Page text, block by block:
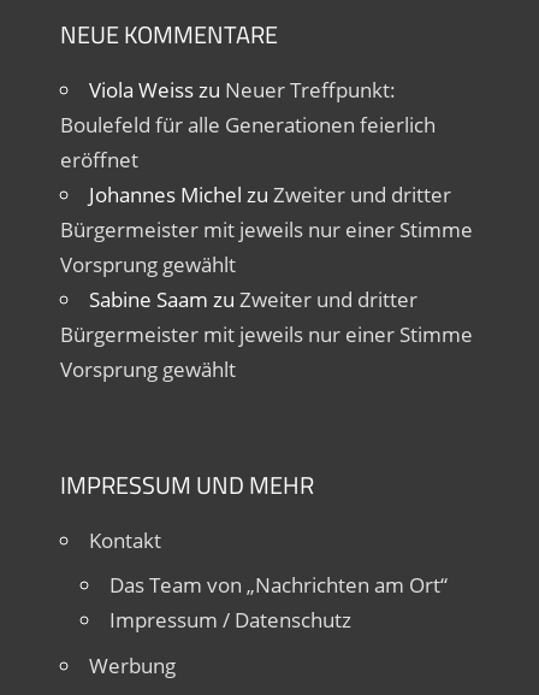
NEUE KOMMENTARE
Viola Weisszu Neuer Treffpunkt:
Boulefeld für alle Generationen feierlich
eröffnet
Johannes Michel zu Zweiter und dritter
Bürgermeister mit jeweils nur einer Stimme
Vorsprung gewählt
Sabine Saam zu Zweiter und dritter
Bürgermeister mit jeweils nur einer Stimme
Vorsprung gewählt
IMPRESSUM UND MEHR
Kontakt
Das Team von „Nachrichten am Ort“
Impressum / Datenschutz
Werbung